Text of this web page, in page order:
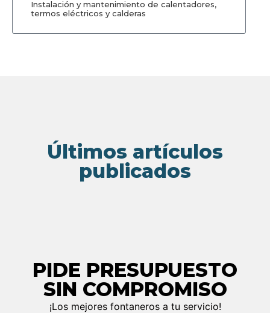
Instalación y mantenimiento de calentadores,
termos eléctricos y calderas
Últimos artículos
publicados
PIDE PRESUPUESTO
SIN COMPROMISO
¡Los mejores fontaneros a tu servicio!